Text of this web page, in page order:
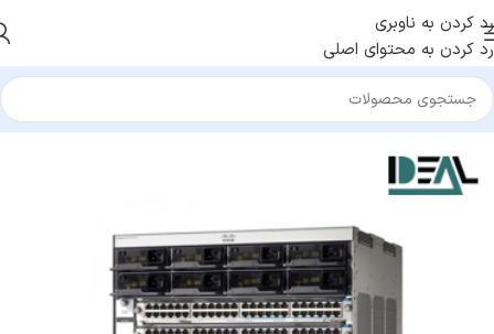
رد کردن به ناوبری
رد کردن به محتوای اصلی